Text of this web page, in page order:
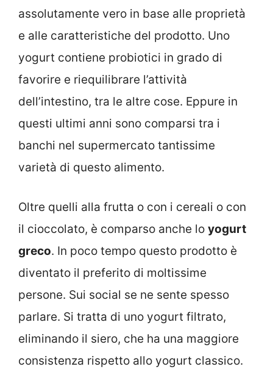
assolutamente vero in base alle proprietà
e alle caratteristiche del prodotto. Uno
yogurt contiene probiotici in grado di
favorire e riequilibrare l’attività
dell’intestino, tra le altre cose. Eppure in
questi ultimi anni sono comparsi tra i
banchi nel supermercato tantissime
varietà di questo alimento.
Oltre quelli alla frutta o con i cereali o con
il cioccolato, è comparso anche lo yogurt
greco. In poco tempo questo prodotto è
diventato il preferito di moltissime
persone. Sui social se ne sente spesso
parlare. Si tratta di uno yogurt filtrato,
eliminando il siero, che ha una maggiore
consistenza rispetto allo yogurt classico.